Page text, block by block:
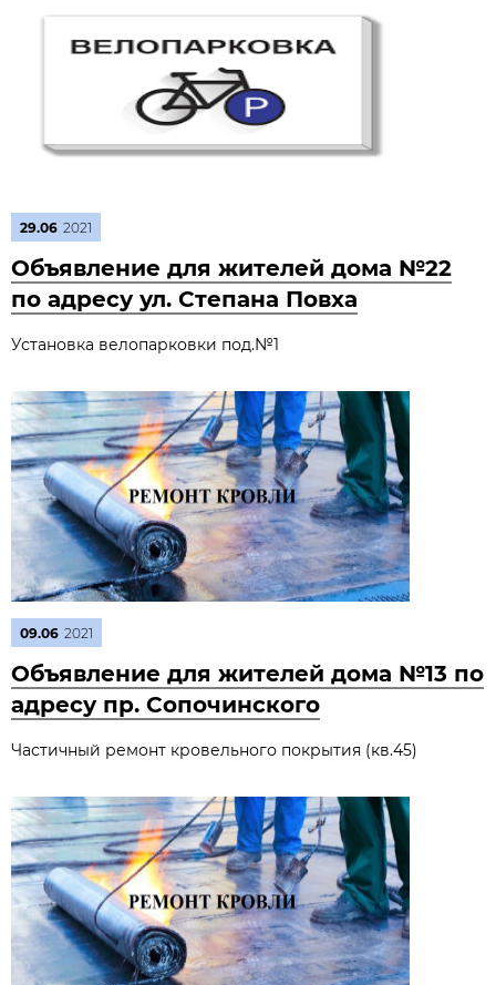
29.06 2021
Объявление для жителей дома №22
по адресу ул. Степана Повха
Установка велопарковки под.№1
09.06 2021
Объявление для жителей дома №13 по
адресу пр. Сопочинского
Частичный ремонт кровельного покрытия (кв.45)